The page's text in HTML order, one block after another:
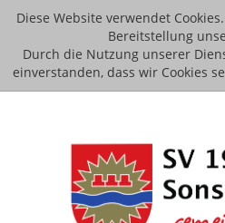
Diese Website verwendet
Bereitstellung
Durch die Nutzung unserer
einverstanden, dass wir Cookies